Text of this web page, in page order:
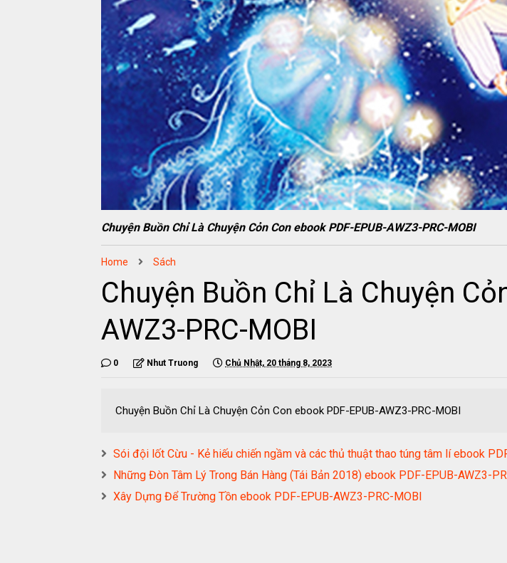
Chuyện Buồn Chỉ Là Chuyện Cỏn Con ebook PDF-EPUB-AWZ3-PRC-MOBI
Home Sách
Chuyện Buồn Chỉ Là Chuyện
AWZ3-PRC-MOBI
0 Nhut Truong Chủ Nhật, 20 tháng 8, 2023
Chuyện Buồn Chỉ Là Chuyện Cỏn Con ebook PDF-EPUB-AWZ3-PRC-MOBI
Sói đội lốt Cừu - Kẻ hiếu chiến ngầm và các thủ thuật thao túng tâm lí ebook
Những Đòn Tâm Lý Trong Bán Hàng (Tái Bản 2018) ebook PDF-EPUB-AWZ3-
Xây Dựng Để Trường Tồn ebook PDF-EPUB-AWZ3-PRC-MOBI